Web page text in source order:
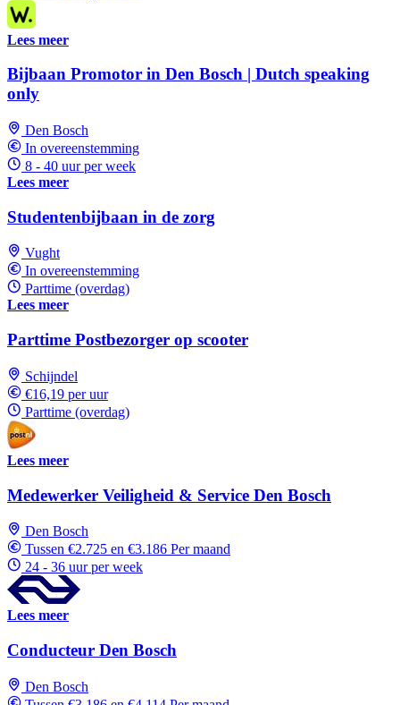
Lees meer
Bijbaan Promotor in Den Bosch | Dutch speaking
only
Den Bosch
In overeenstemming
8 - 40 uur per week
Lees meer
Studentenbijbaan in de zorg
Vught
In overeenstemming
Parttime (overdag)
Lees meer
Parttime Postbezorger op scooter
Schijndel
€16,19 per uur
Parttime (overdag)
Lees meer
Medewerker Veiligheid & Service Den Bosch
Den Bosch
Tussen €2.725 en €3.186 Per maand
24 - 36 uur per week
Lees meer
Conducteur Den Bosch
Den Bosch